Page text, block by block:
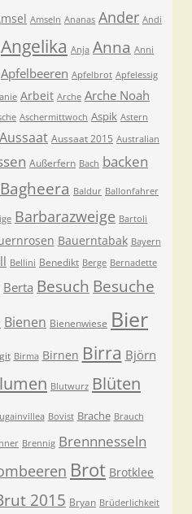
Amseln Ananas Ander Andi
Angelika Anja Anna Anni
Apfelbeeren Apfelbrot Apfelessig
Arbeit Arche Arche Noah
Aschermittwoch Aspik Astern
Aussaat Aussaat 2015 Australian
Außerfern Bach backen
Bagheera Baldur Ballonfahrer
Barbarazweige Bartoli
Bauerntabak Bayern
Bellini Benedikt Berge Bernadette
Berta Besuch Besuche
Bienen Bienenwiese Bier
Birma Birnen Birra Björn
Blutwurz Blüten
Bovist Brache Brauch
Brennig Brennnesseln
Brot Brotklee
2015 Bryan Brüderlichkeit